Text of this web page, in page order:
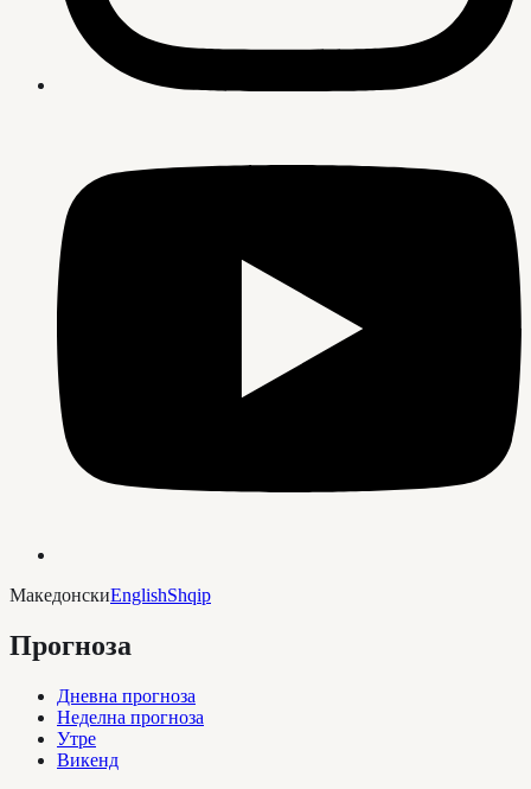
МакедонскиEnglishShqip
Прогноза
Дневна прогноза
Неделна прогноза
Утре
Викенд